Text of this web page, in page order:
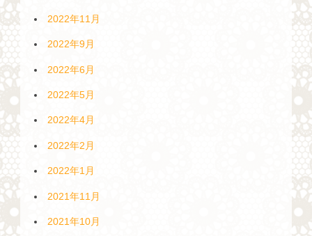
2022年11月
2022年9月
2022年6月
2022年5月
2022年4月
2022年2月
2022年1月
2021年11月
2021年10月